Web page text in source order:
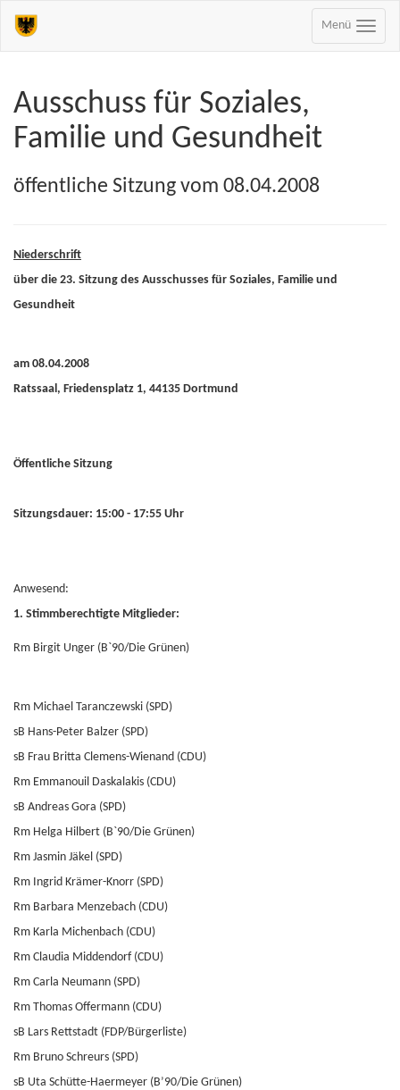
Menü
Ausschuss für Soziales,
Familie und Gesundheit
öffentliche Sitzung vom 08.04.2008
Niederschrift
über die 23. Sitzung des Ausschusses für Soziales, Familie und
Gesundheit
am 08.04.2008
Ratssaal, Friedensplatz 1, 44135 Dortmund
Öffentliche Sitzung
Sitzungsdauer: 15:00 - 17:55 Uhr
Anwesend:
1. Stimmberechtigte Mitglieder:
Rm Birgit Unger (B`90/Die Grünen)
Rm Michael Taranczewski (SPD)
sB Hans-Peter Balzer (SPD)
sB Frau Britta Clemens-Wienand (CDU)
Rm Emmanouil Daskalakis (CDU)
sB Andreas Gora (SPD)
Rm Helga Hilbert (B`90/Die Grünen)
Rm Jasmin Jäkel (SPD)
Rm Ingrid Krämer-Knorr (SPD)
Rm Barbara Menzebach (CDU)
Rm Karla Michenbach (CDU)
Rm Claudia Middendorf (CDU)
Rm Carla Neumann (SPD)
Rm Thomas Offermann (CDU)
sB Lars Rettstadt (FDP/Bürgerliste)
Rm Bruno Schreurs (SPD)
sB Uta Schütte-Haermeyer (B’90/Die Grünen)